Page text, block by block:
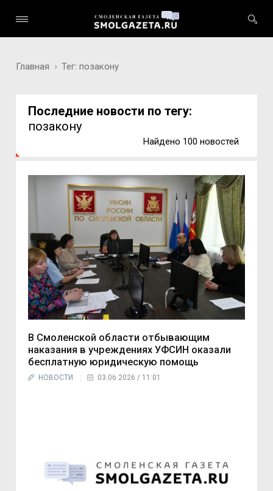
Главная Тег: позакону
Последние новости по тегу:
позакону
Найдено 100 новостей
В Смоленской области отбывающим
наказания в учреждениях УФСИН оказали
бесплатную юридическую помощь
НОВОСТИ 03.06.2026 / 11:01